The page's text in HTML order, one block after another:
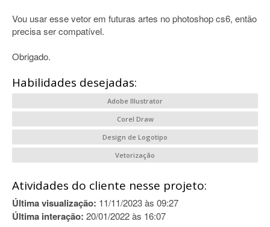
Vou usar esse vetor em futuras artes no photoshop cs6, então
precisa ser compatível.
Obrigado.
Habilidades desejadas:
Adobe Illustrator
Corel Draw
Design de Logotipo
Vetorização
Atividades do cliente nesse projeto:
Última visualização: 11/11/2023 às 09:27
Última interação: 20/01/2022 às 16:07